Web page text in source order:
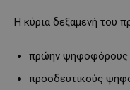
Η κύρια δεξαμενή του
πρώην
προοδευτικούς